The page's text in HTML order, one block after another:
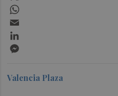
Valencia Plaza